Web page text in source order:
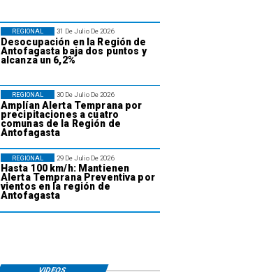
31 De Julio De 2026
Desocupación en la Región de
Antofagasta baja dos puntos y
alcanza un 6,2%
REGIONAL
30 De Julio De 2026
Amplían Alerta Temprana por
precipitaciones a cuatro
comunas de la Región de
Antofagasta
REGIONAL
29 De Julio De 2026
Hasta 100 km/h: Mantienen
Alerta Temprana Preventiva por
vientos en la región de
Antofagasta
REGIONAL